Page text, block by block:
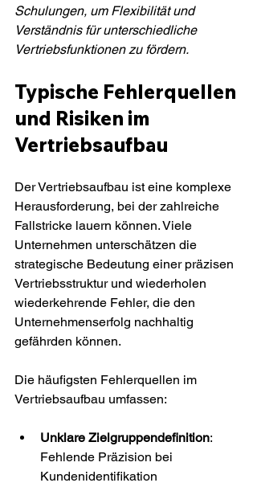
Schulungen, um Flexibilität und
Verständnis für unterschiedliche
Vertriebsfunktionen zu fördern.
Typische Fehlerquellen
und Risiken im
Vertriebsaufbau
Der Vertriebsaufbau ist eine komplexe
Herausforderung, bei der zahlreiche
Fallstricke lauern können. Viele
Unternehmen unterschätzen die
strategische Bedeutung einer präzisen
Vertriebsstruktur und wiederholen
wiederkehrende Fehler, die den
Unternehmenserfolg nachhaltig
gefährden können.
Die häufigsten Fehlerquellen im
Vertriebsaufbau umfassen:
Unklare Zielgruppendefinition:
Fehlende Präzision bei
Kundenidentifikation